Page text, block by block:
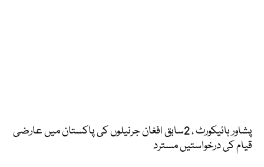
پشاور ہائیکورٹ ، 2سابق افغان جرنیلوں کی پاکستان میں عارضی
قیام کی درخواستیں مسترد